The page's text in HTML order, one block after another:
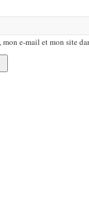
mon e-mail et mon site